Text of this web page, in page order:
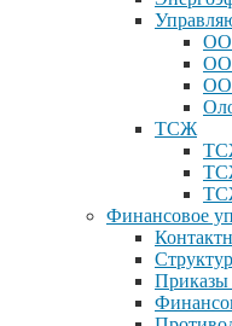
ТСЖ
Финансовое
Приказы